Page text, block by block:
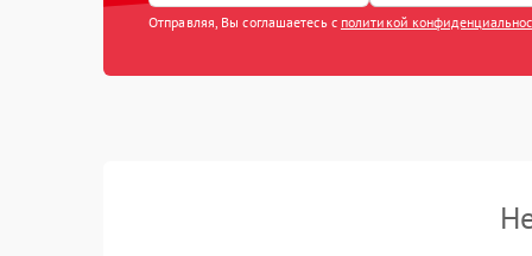
Отправляя, Вы соглашаетесь с политикой